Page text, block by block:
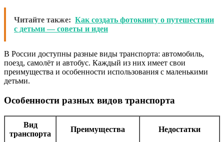
Читайте также: Как создать фотокнигу о путешествии
с детьми — советы и идеи
В России доступны разные виды транспорта: автомобиль,
поезд, самолёт и автобус. Каждый из них имеет свои
преимущества и особенности использования с маленькими
детьми.
Особенности разных видов транспорта
Вид
транспорта
Преимущества Недостатки